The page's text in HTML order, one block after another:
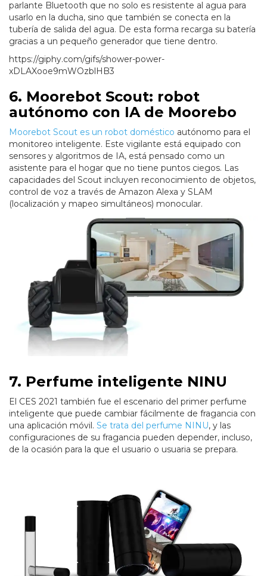
parlante Bluetooth que no solo es resistente al agua para
usarlo en la ducha, sino que también se conecta en la
tubería de salida del agua. De esta forma recarga su batería
gracias a un pequeño generador que tiene dentro.
https://giphy.com/gifs/shower-power-
xDLAXooe9mWOzblHB3
6. Moorebot Scout: robot
autónomo con IA de Moorebo
Moorebot Scout es un robot doméstico autónomo para el
monitoreo inteligente. Este vigilante está equipado con
sensores y algoritmos de IA, está pensado como un
asistente para el hogar que no tiene puntos ciegos. Las
capacidades del Scout incluyen reconocimiento de objetos,
control de voz a través de Amazon Alexa y SLAM
(localización y mapeo simultáneos) monocular.
7. Perfume inteligente NINU
El CES 2021 también fue el escenario del primer perfume
inteligente que puede cambiar fácilmente de fragancia con
una aplicación móvil. Se trata del perfume NINU, y las
configuraciones de su fragancia pueden depender, incluso,
de la ocasión para la que el usuario o usuaria se prepara.